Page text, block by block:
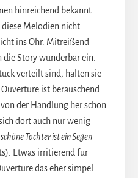
hinreichend bekannt
Melodien nicht
ins Ohr. Mitreißend
Story wunderbar ein.
verteilt sind, halten sie
ist berauschend.
der Handlung her schon
dort auch nur wenig
Tochter ist ein Segen
Etwas irritierend für
das eher simpel